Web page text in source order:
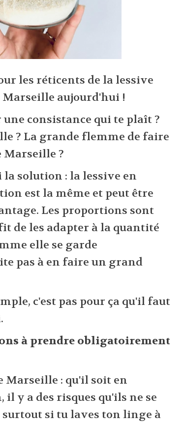
les réticents de la lessive
Marseille aujourd'hui !
consistance qui te plaît ?
? La grande flemme de faire
Marseille ?
la solution : la lessive en
est la même et peut être
Les proportions sont
de les adapter à la quantité
elle se garde
pas à en faire un grand
c'est pas pour ça qu'il faut
à prendre obligatoirement
Marseille : qu'il soit en
il y a des risques qu'ils ne se
si tu laves ton linge à